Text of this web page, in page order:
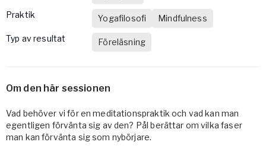
Yogobe för yogalärare
Praktik
Yogafilosofi
Mindfulness
Typ av resultat
Föreläsning
Om den här sessionen
Vad behöver vi för en meditationspraktik och vad kan man
egentligen förvänta sig av den? Pål berättar om vilka faser
man kan förvänta sig som nybörjare.